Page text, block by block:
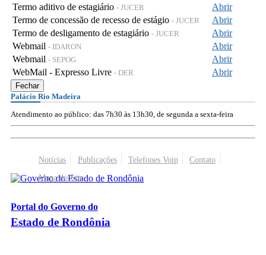
Termo aditivo de estagiário - JUCER
Abrir
Termo de concessão de recesso de estágio - JUCER
Abrir
Termo de desligamento de estagiário - JUCER
Abrir
Webmail - IDARON
Abrir
Webmail - SEPOG
Abrir
WebMail - Expresso Livre - DER Abrir
Fechar
Palácio Rio Madeira
Atendimento ao público: das 7h30 às 13h30, de segunda a sexta-feira
Notícias Publicações Telefones Voip
Contato
Mapa do Site
Portal do Governo do
Estado de Rondônia